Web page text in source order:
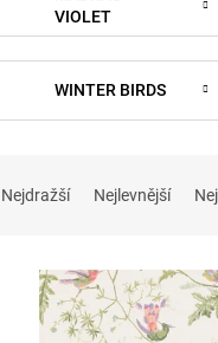
VIOLET
WINTER BIRDS
Nejdražší Nejlevnější